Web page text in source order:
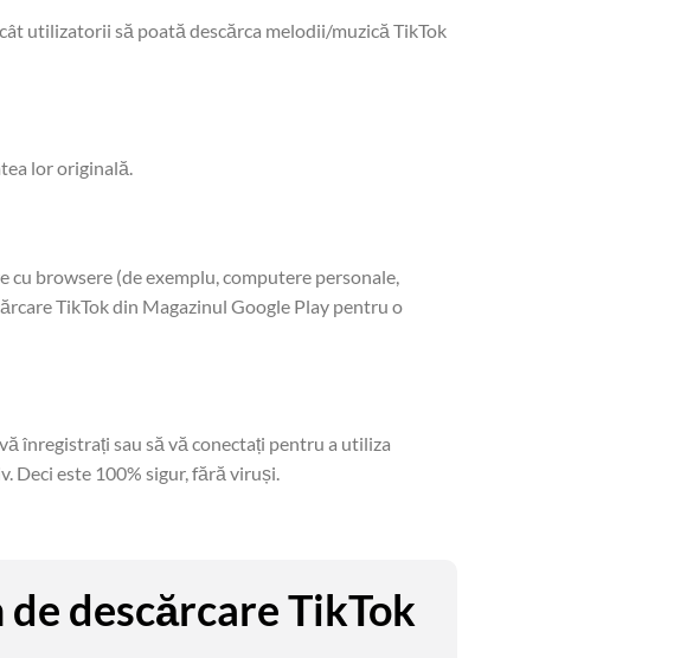
utilizatorii să poată descărca melodii/muzică TikTok
lor originală.
cu browsere (de exemplu, computere personale,
TikTok din Magazinul Google Play pentru o
înregistrați sau să vă conectați pentru a utiliza
Deci este 100% sigur, fără viruși.
descărcare TikTok